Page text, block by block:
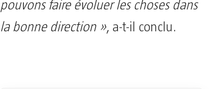
pouvons faire évoluer les choses dans
la bonne direction », a-t-il conclu.